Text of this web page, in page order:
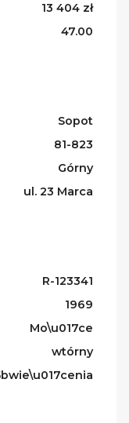
13 404 zł
47.00
Sopot
81-823
Górny
ul. 23 Marca
R-123341
1969
Mo\u017ce
wtórny